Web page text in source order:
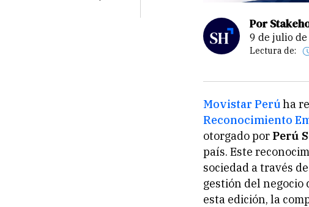
Por
9 de julio
Lectura de:
Movistar Perúha
Reconocimiento
otorgado por Perú
país. Este
sociedad a través
gestión del negocio
esta edición, la